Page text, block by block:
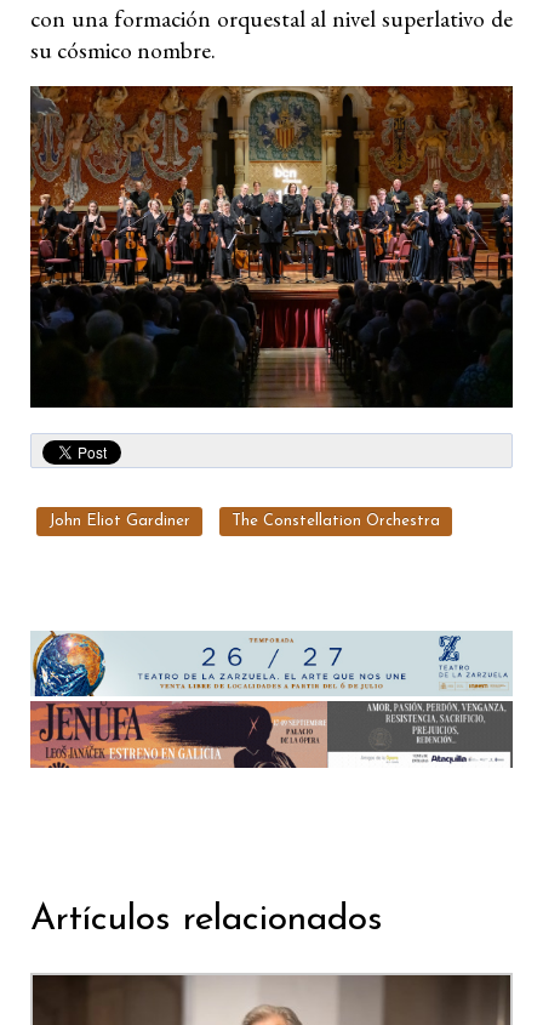
con una formación orquestal al nivel superlativo de
su cósmico nombre.
John Eliot Gardiner The Constellation Orchestra
Artículos relacionados